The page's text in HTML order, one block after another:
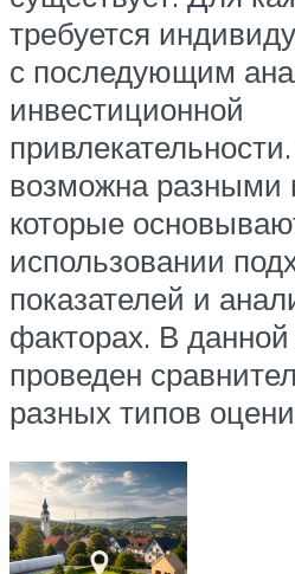
требуется
с последующим
инвестиционной
возможна разными
которые
использовании
показателей и
факторах. В данной
проведен
разных типов